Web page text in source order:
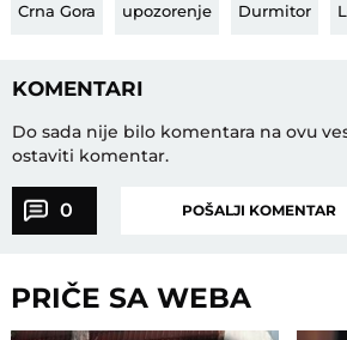
Crna Gora upozorenje Durmitor
KOMENTARI
Do sada nije bilo komentara na ovu
ostaviti komentar.
0 POŠALJI KOMENTAR
PRIČE SA WEBA